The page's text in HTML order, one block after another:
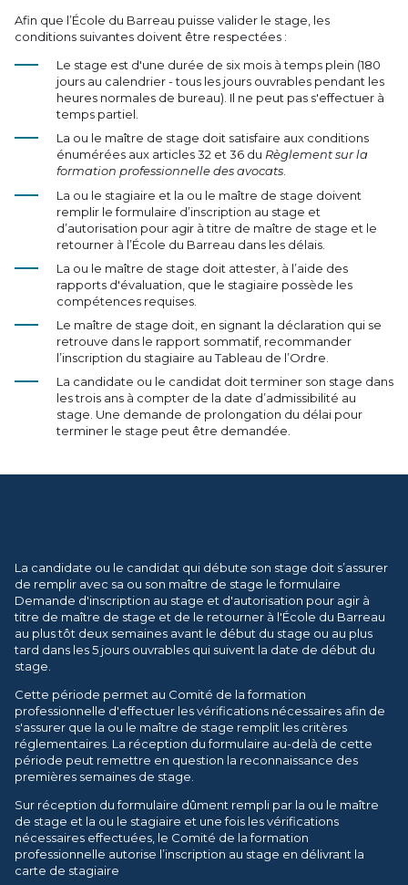
Afin que l’École du Barreau puisse valider le stage, les
conditions suivantes doivent être respectées :
Le stage est d'une durée de six mois à temps plein (180
jours au calendrier - tous les jours ouvrables pendant les
heures normales de bureau). Il ne peut pas s'effectuer à
temps partiel.
La ou le maître de stage doit satisfaire aux conditions
énumérées aux articles 32 et 36 du Règlement sur la
formation professionnelle des avocats.
La ou le stagiaire et la ou le maître de stage doivent
remplir le formulaire d’inscription au stage et
d’autorisation pour agir à titre de maître de stage et le
retourner à l’École du Barreau dans les délais.
La ou le maître de stage doit attester, à l’aide des
rapports d'évaluation, que le stagiaire possède les
compétences requises.
Le maître de stage doit, en signant la déclaration qui se
retrouve dans le rapport sommatif, recommander
l’inscription du stagiaire au Tableau de l’Ordre.
La candidate ou le candidat doit terminer son stage dans
les trois ans à compter de la date d’admissibilité au
stage. Une demande de prolongation du délai pour
terminer le stage peut être demandée.
La candidate ou le candidat qui débute son stage doit s’assurer
de remplir avec sa ou son maître de stage le formulaire
Demande d'inscription au stage et d'autorisation pour agir à
titre de maître de stage et de le retourner à l'École du Barreau
au plus tôt deux semaines avant le début du stage ou au plus
tard dans les 5 jours ouvrables qui suivent la date de début du
stage.
Cette période permet au Comité de la formation
professionnelle d'effectuer les vérifications nécessaires afin de
s'assurer que la ou le maître de stage remplit les critères
réglementaires. La réception du formulaire au-delà de cette
période peut remettre en question la reconnaissance des
premières semaines de stage.
Sur réception du formulaire dûment rempli par la ou le maître
de stage et la ou le stagiaire et une fois les vérifications
nécessaires effectuées, le Comité de la formation
professionnelle autorise l’inscription au stage en délivrant la
carte de stagiaire